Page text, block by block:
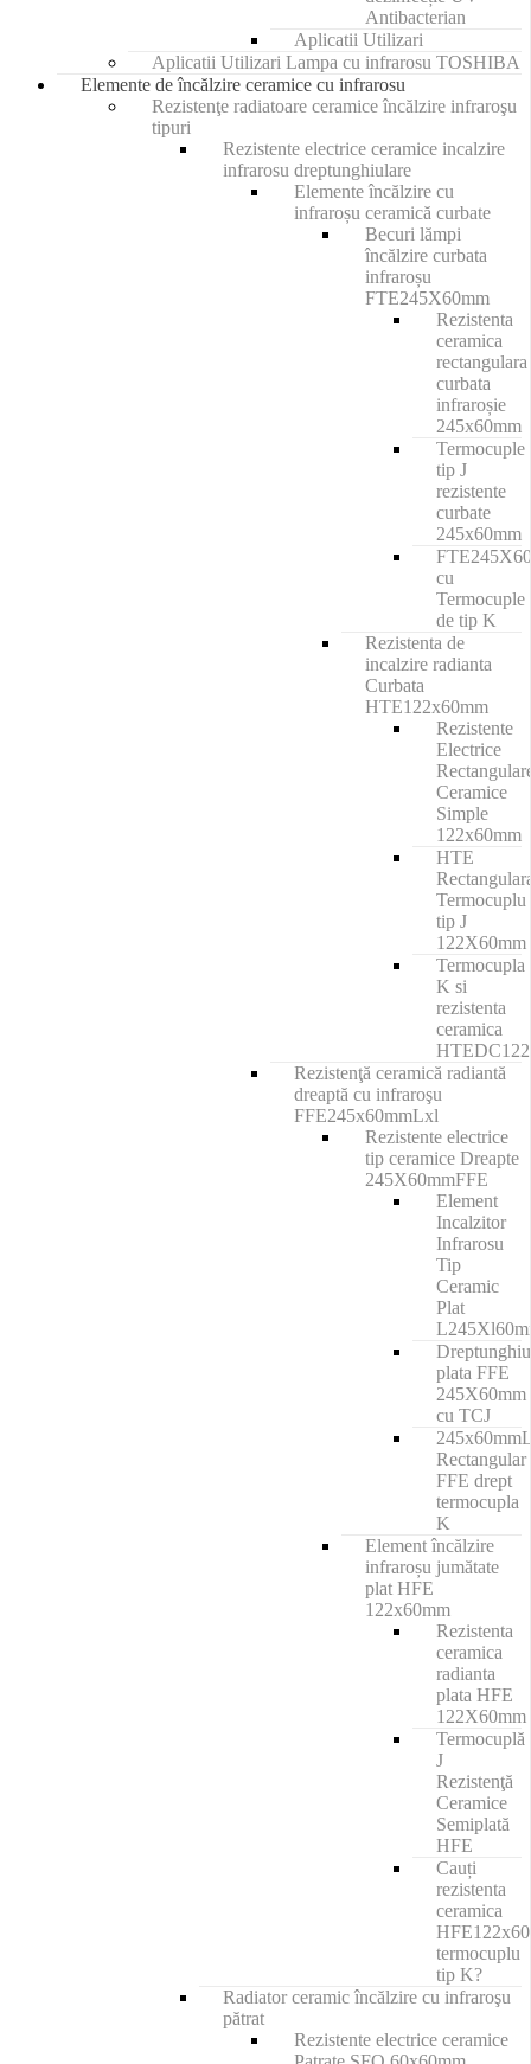
Antibacterian
Aplicatii Utilizari
Aplicatii Utilizari Lampa cu infrarosu TOSHIBA
Elemente de încălzire ceramice cu infrarosu
Rezistenţe radiatoare ceramice încălzire infraroşu
tipuri
Rezistente electrice ceramice incalzire
infrarosu dreptunghiulare
Elemente încălzire cu
infraroșu ceramică curbate
Becuri lămpi
încălzire curbata
infraroșu
FTE245X60mm
Rezistenta
ceramica
rectangulara
curbata
infraroșie
245x60mm
Termocuple
tip J
rezistente
curbate
245x60mm
cu
Termocuple
de tip K
Rezistenta de
incalzire radianta
Curbata
HTE122x60mm
Rezistente
Electrice
Ceramice
Simple
122x60mm
HTE
Termocuplu
tip J
122X60mm
Termocupla
K si
rezistenta
ceramica
Rezistenţă ceramică radiantă
dreaptă cu infraroşu
FFE245x60mmLxl
Rezistente electrice
tip ceramice Dreapte
245X60mmFFE
Element
Incalzitor
Infrarosu
Tip
Ceramic
Plat
plata FFE
245X60mm
cu TCJ
Rectangular
FFE drept
termocupla
K
Element încălzire
infraroșu jumătate
plat HFE
122x60mm
Rezistenta
ceramica
radianta
plata HFE
122X60mm
Termocuplă
J
Rezistenţă
Ceramice
Semiplată
HFE
Cauți
rezistenta
ceramica
termocuplu
tip K?
Radiator ceramic încălzire cu infraroşu
pătrat
Rezistente electrice ceramice